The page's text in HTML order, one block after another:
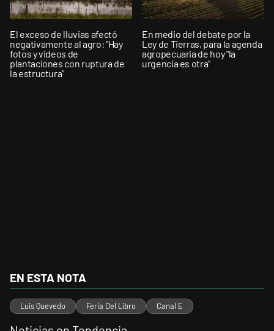
El exceso de lluvias afectó
negativamente al agro: "Hay
fotos y videos de
plantaciones con ruptura de
la estructura"
En medio del debate por la
Ley de Tierras, para la agenda
agropecuaria de hoy "la
urgencia es otra"
EN ESTA NOTA
Luis Quevedo Feria Del Libro Canal E